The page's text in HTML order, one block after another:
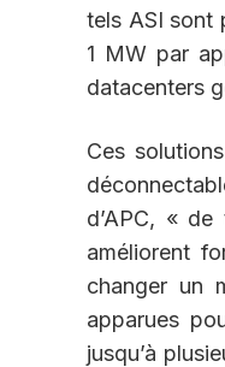
tels ASI sont
1 MW par
datacenters
Ces
d’APC, «
améliorent
changer un
apparues
jusqu’à